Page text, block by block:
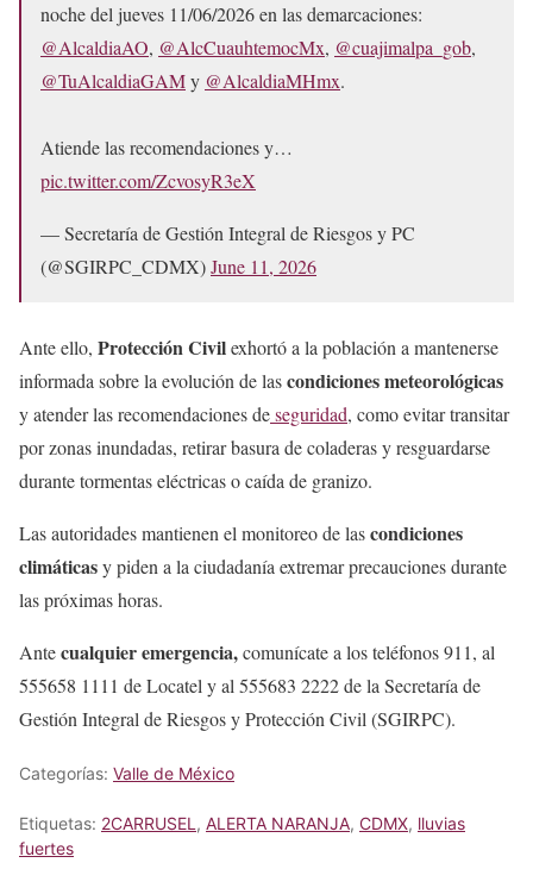
noche del jueves 11/06/2026 en las demarcaciones:
@AlcaldiaAO, @AlcCuauhtemocMx, @cuajimalpa_gob,
@TuAlcaldiaGAMy @AlcaldiaMHmx.
Atiende las recomendaciones y…
pic.twitter.com/ZcvosyR3eX
— Secretaría de Gestión Integral de Riesgos y PC
(@SGIRPC_CDMX)June 11, 2026
Ante ello, Protección Civilexhortó a la población a mantenerse
informada sobre la evolución de lascondiciones meteorológicas
y atender las recomendaciones deseguridad, como evitar transitar
por zonas inundadas, retirar basura de coladeras y resguardarse
durante tormentas eléctricas o caída de granizo.
Las autoridades mantienen el monitoreo de lascondiciones
climáticasy piden a la ciudadanía extremar precauciones durante
las próximas horas.
Antecualquier emergencia,comunícate a los teléfonos 911, al
555658 1111 de Locatel y al 555683 2222 de la Secretaría de
Gestión Integral de Riesgos y Protección Civil (SGIRPC).
Categorías: Valle de México
Etiquetas: 2CARRUSEL , ALERTA NARANJA, CDMX, lluvias
fuertes